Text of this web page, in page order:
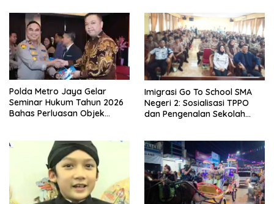
Polda Metro Jaya Gelar
Seminar Hukum Tahun 2026
Bahas Perluasan Objek
Imigrasi Go To School SMA
Negeri 2: Sosialisasi TPPO
dan Pengenalan Sekolah